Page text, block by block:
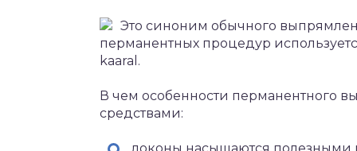
Это синоним обычного
перманентных процедур
kaaral.
В чем особенности перманентного
средствами: